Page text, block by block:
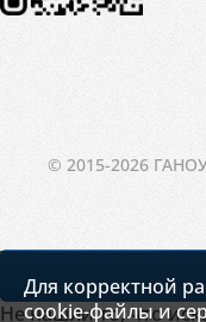
© 2015-2026
Для корректной
cookie-файлы и
Не нашли то, что